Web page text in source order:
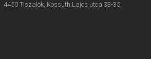
4450 Tiszalök, Kossuth Lajos utca 33-35.